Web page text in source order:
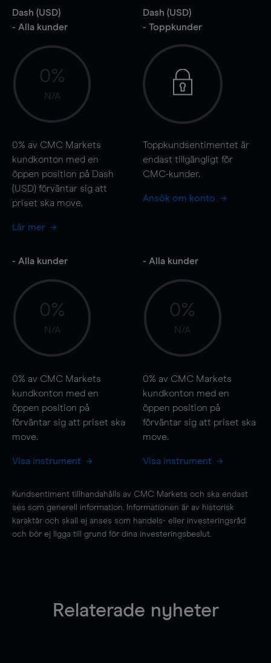
Dash (USD)
- Alla kunder
0%
N/A
0% av CMC Markets
kundkonton med en
öppen position på Dash
(USD) förväntar sig att
priset ska move.
Lär mer
Dash (USD)
- Toppkunder
Toppkundsentimentet är
endast tillgängligt för
CMC-kunder.
Ansök om konto
- Alla kunder
0%
N/A
0% av CMC Markets
kundkonton med en
öppen position på
förväntar sig att priset ska
move.
Visa instrument
- Alla kunder
0%
N/A
0% av CMC Markets
kundkonton med en
öppen position på
förväntar sig att priset ska
move.
Visa instrument
Kundsentiment tillhandahålls av CMC Markets och ska endast
ses som generell information. Informationen är av historisk
karaktär och skall ej anses som handels- eller investeringsråd
och bör ej ligga till grund för dina investeringsbeslut.
Relaterade nyheter